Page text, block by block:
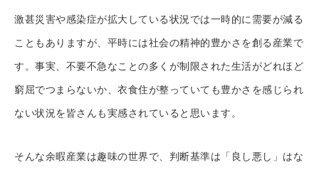
激甚災害や感染症が拡大している状況では一時的に需要が減る
こともありますが、平時には社会の精神的豊かさを創る産業で
す。事実、不要不急なことの多くが制限された生活がどれほど
窮屈でつまらないか、衣食住が整っていても豊かさを感じられ
ない状況を皆さんも実感されていると思います。
そんな余暇産業は趣味の世界で、判断基準は「良し悪し」はな